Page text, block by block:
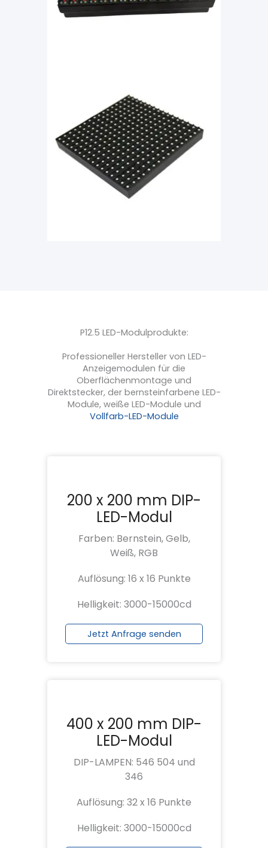
P12.5 LED-Modulprodukte:
Professioneller Hersteller von LED-
Anzeigemodulen für die
Oberflächenmontage und
Direktstecker, der bernsteinfarbene LED-
Module, weiße LED-Module und
Vollfarb-LED-Module
200 x 200 mm DIP-
LED-Modul
Farben: Bernstein, Gelb,
Weiß, RGB
Auflösung: 16 x 16 Punkte
Helligkeit: 3000-15000cd
Jetzt Anfrage senden
400 x 200 mm DIP-
LED-Modul
DIP-LAMPEN: 546 504 und
346
Auflösung: 32 x 16 Punkte
Helligkeit: 3000-15000cd